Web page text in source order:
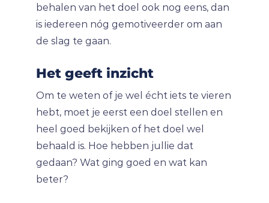
behalen van het doel ook nog eens, dan
is iedereen nóg gemotiveerder om aan
de slag te gaan.
Het geeft inzicht
Om te weten of je wel écht iets te vieren
hebt, moet je eerst een doel stellen en
heel goed bekijken of het doel wel
behaald is. Hoe hebben jullie dat
gedaan? Wat ging goed en wat kan
beter?